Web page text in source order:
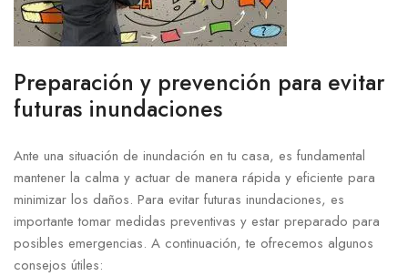
Preparación y prevención para evitar
⁤futuras inundaciones
Ante una situación de inundación⁣ en tu casa, es fundamental
mantener⁢ la calma y actuar de manera rápida y eficiente para
minimizar los daños. Para evitar futuras inundaciones, es
importante tomar‍ medidas preventivas y ‍estar preparado‌ para
posibles emergencias. A continuación, te ofrecemos algunos
consejos útiles: